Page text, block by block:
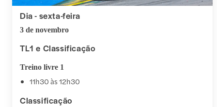
Dia - sexta-feira
3 de novembro
TL1 e Classificação
Treino livre 1
11h30 às 12h30
Classificação